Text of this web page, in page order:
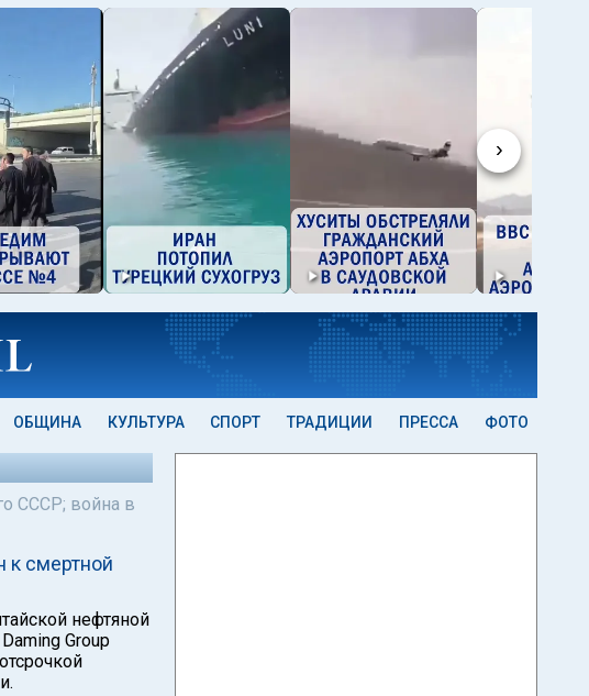
›
ОБЩИНА КУЛЬТУРА СПОРТ ТРАДИЦИИ ПРЕССА ФОТО
СССР; война в
к смертной
нефтяной
Group